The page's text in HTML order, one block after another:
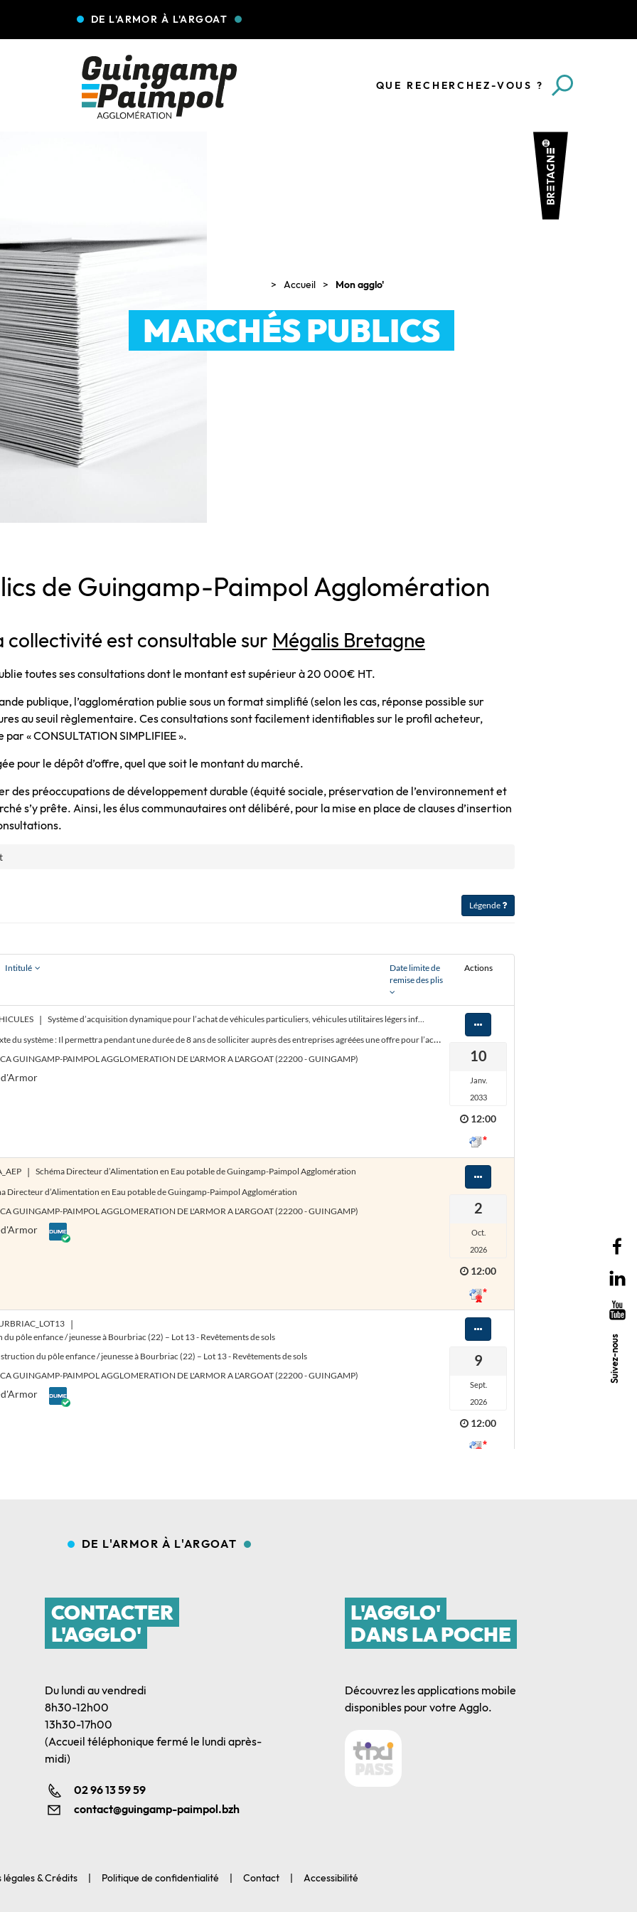
DE L'ARMOR À L'ARGOAT
QUE RECHERCHEZ-VOUS ?
Suivez-nous
Accueil Mon agglo'
MARCHÉS PUBLICS
de Guingamp-Paimpol Agglomération
est consultable sur Mégalis Bretagne
toutes ses consultations dont le montant est supérieur à 20 000€ HT.
publique, l’agglomération publie sous un format simplifié (selon les cas, réponse possible sur
au seuil règlementaire. Ces consultations sont facilement identifiables sur le profil acheteur,
« CONSULTATION SIMPLIFIEE ».
pour le dépôt d’offre, quel que soit le montant du marché.
des préoccupations de développement durable (équité sociale, préservation de l’environnement et
s’y prête. Ainsi, les élus communautaires ont délibéré, pour la mise en place de clauses d’insertion
DE L'ARMOR À L'ARGOAT
CONTACTER
L'AGGLO'
Du lundi au vendredi
8h30-12h00
13h30-17h00
(Accueil téléphonique fermé le lundi après-
midi)
02 96 13 59 59
contact@guingamp-paimpol.bzh
L'AGGLO'
DANS LA POCHE
Découvrez les applications mobile
disponibles pour votre Agglo.
légales & Crédits Politique de confidentialité Contact Accessibilité